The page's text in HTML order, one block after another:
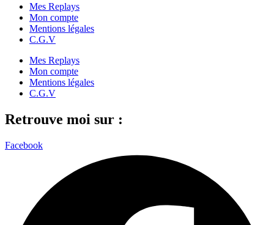
Mes Replays
Mon compte
Mentions légales
C.G.V
Mes Replays
Mon compte
Mentions légales
C.G.V
Retrouve moi sur :
Facebook